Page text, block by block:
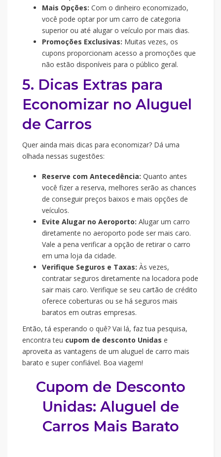
Mais Opções: Com o dinheiro economizado,
você pode optar por um carro de categoria
superior ou até alugar o veículo por mais dias.
Promoções Exclusivas: Muitas vezes, os
cupons proporcionam acesso a promoções que
não estão disponíveis para o público geral.
5. Dicas Extras para
Economizar no Aluguel
de Carros
Quer ainda mais dicas para economizar? Dá uma
olhada nessas sugestões:
Reserve com Antecedência: Quanto antes
você fizer a reserva, melhores serão as chances
de conseguir preços baixos e mais opções de
veículos.
Evite Alugar no Aeroporto: Alugar um carro
diretamente no aeroporto pode ser mais caro.
Vale a pena verificar a opção de retirar o carro
em uma loja da cidade.
Verifique Seguros e Taxas: Às vezes,
contratar seguros diretamente na locadora pode
sair mais caro. Verifique se seu cartão de crédito
oferece coberturas ou se há seguros mais
baratos em outras empresas.
Então, tá esperando o quê? Vai lá, faz tua pesquisa,
encontra teu cupom de desconto Unidas e
aproveita as vantagens de um aluguel de carro mais
barato e super confiável. Boa viagem!
Cupom de Desconto
Unidas: Aluguel de
Carros Mais Barato